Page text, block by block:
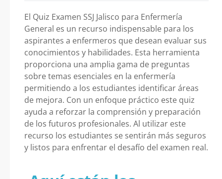
El Quiz Examen SSJ Jalisco para Enfermería
General es un recurso indispensable para los
aspirantes a enfermeros que desean evaluar sus
conocimientos y habilidades. Esta herramienta
proporciona una amplia gama de preguntas
sobre temas esenciales en la enfermería
permitiendo a los estudiantes identificar áreas
de mejora. Con un enfoque práctico este quiz
ayuda a reforzar la comprensión y preparación
de los futuros profesionales. Al utilizar este
recurso los estudiantes se sentirán más seguros
y listos para enfrentar el desafío del examen real.